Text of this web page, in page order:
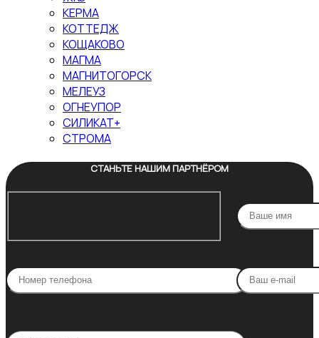
КЕРМА
КОТТЕДЖ
КОЩАКОВО
МАГМА
МАГНИТОГОРСК
МЕЛЕУЗ
ОГНЕУПОР
СИЛИКАТ+
СТРОМА
СТАНЬТЕ НАШИМ ПАРТНЁРОМ